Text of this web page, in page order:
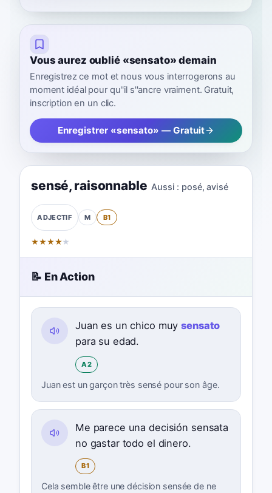
Vous aurez oublié «sensato» demain
Enregistrez ce mot et nous vous interrogerons au
moment idéal pour qu''il s''ancre vraiment. Gratuit,
inscription en un clic.
Enregistrer «sensato» — Gratuit
sensé, raisonnable Aussi : posé,avisé
ADJECTIF M B1
★★★★★
📝 En Action
Juan es un chico muysensato
para su edad.
A2
Juan est un garçon très sensé pour son âge.
Me parece una decisión sensata
no gastar todo el dinero.
B1
Cela semble être une décision sensée de ne